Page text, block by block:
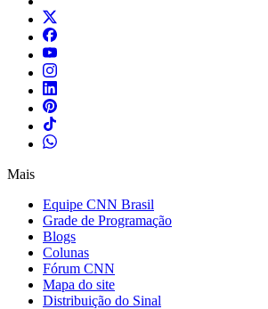
Mais
Equipe CNN Brasil
Grade de Programação
Blogs
Colunas
Fórum CNN
Mapa do site
Distribuição do Sinal